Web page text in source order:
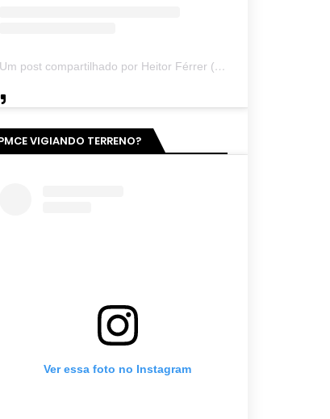
Um post compartilhado por Heitor Férrer (@heitor_ferrer77)
VIGIANDO TERRENO?
Ver essa foto no Instagram